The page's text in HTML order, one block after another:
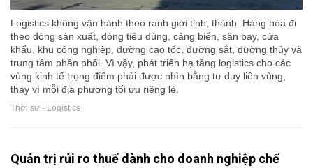
Logistics không vận hành theo ranh giới tỉnh, thành. Hàng hóa đi
theo dòng sản xuất, dòng tiêu dùng, cảng biển, sân bay, cửa
khẩu, khu công nghiệp, đường cao tốc, đường sắt, đường thủy và
trung tâm phân phối. Vì vậy, phát triển hạ tầng logistics cho các
vùng kinh tế trọng điểm phải được nhìn bằng tư duy liên vùng,
thay vì mỗi địa phương tối ưu riêng lẻ.
Thời sự - Logistics
Quản trị rủi ro thuế dành cho doanh nghiệp chế